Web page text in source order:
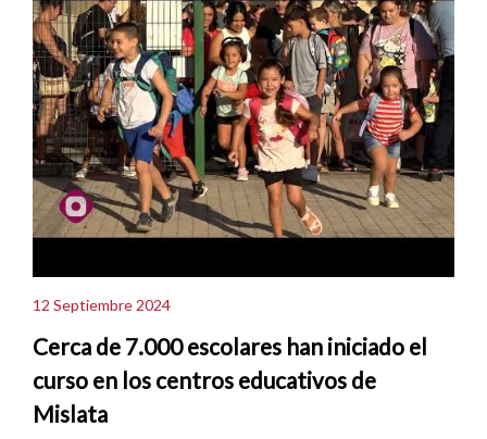
12 Septiembre 2024
Cerca de 7.000 escolares han iniciado el
curso en los centros educativos de
Mislata